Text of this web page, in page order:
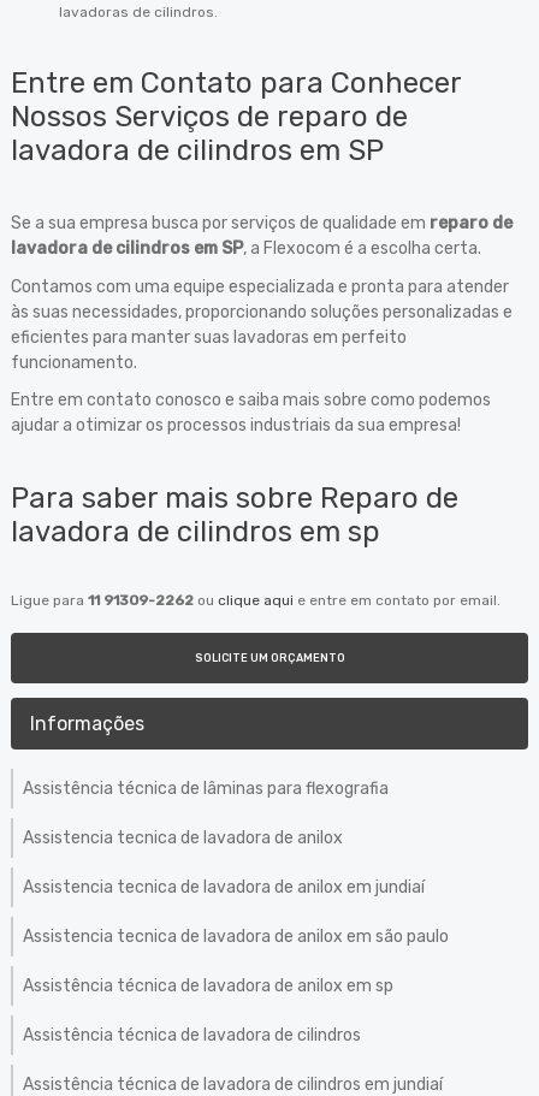
lavadoras de cilindros.
Entre em Contato para Conhecer
Nossos Serviços de reparo de
lavadora de cilindros em SP
Se a sua empresa busca por serviços de qualidade em reparo de
lavadora de cilindros em SP, a Flexocom é a escolha certa.
Contamos com uma equipe especializada e pronta para atender
às suas necessidades, proporcionando soluções personalizadas e
eficientes para manter suas lavadoras em perfeito
funcionamento.
Entre em contato conosco e saiba mais sobre como podemos
ajudar a otimizar os processos industriais da sua empresa!
Para saber mais sobre Reparo de
lavadora de cilindros em sp
Ligue para 11 91309-2262 ou clique aqui e entre em contato por email.
SOLICITE UM ORÇAMENTO
Informações
Assistência técnica de lâminas para flexografia
Assistencia tecnica de lavadora de anilox
Assistencia tecnica de lavadora de anilox em jundiaí
Assistencia tecnica de lavadora de anilox em são paulo
Assistência técnica de lavadora de anilox em sp
Assistência técnica de lavadora de cilindros
Assistência técnica de lavadora de cilindros em jundiaí